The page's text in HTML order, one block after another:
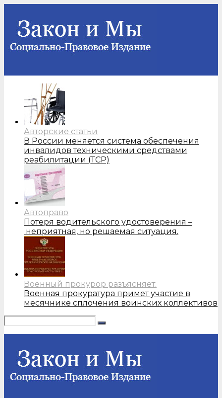
Авторские статьи
В России меняется система обеспечения
инвалидов техническими средствами
реабилитации (ТСР)
Автоправо
Потеря водительского удостоверения –
неприятная, но решаемая ситуация.
Военный прокурор разъясняет:
Военная прокуратура примет участие в
месячнике сплочения воинских коллективов